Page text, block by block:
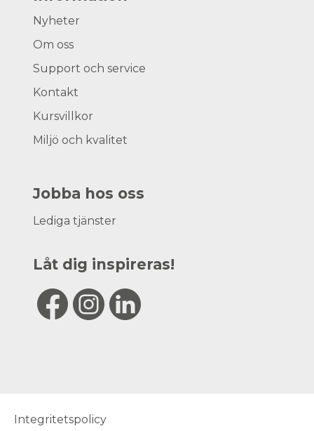
Nyheter
Om oss
Support och service
Kontakt
Kursvillkor
Miljö och kvalitet
Jobba hos oss
Lediga tjänster
Låt dig inspireras!
Integritetspolicy